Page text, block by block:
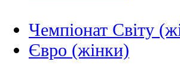
Чемпіонат Світу
Євро (жінки)